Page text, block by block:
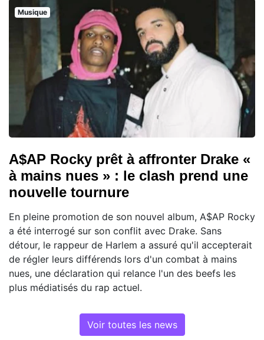
Musique
A$AP Rocky prêt à affronter Drake «
à mains nues » : le clash prend une
nouvelle tournure
En pleine promotion de son nouvel album, A$AP Rocky
a été interrogé sur son conflit avec Drake. Sans
détour, le rappeur de Harlem a assuré qu'il accepterait
de régler leurs différends lors d'un combat à mains
nues, une déclaration qui relance l'un des beefs les
plus médiatisés du rap actuel.
Voir toutes les news